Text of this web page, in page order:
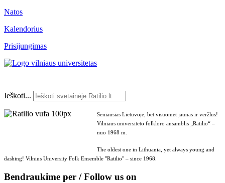
Natos
Kalendorius
Prisijungimas
Ieškoti...
Seniausias Lietuvoje, bet visuomet jaunas ir veržlus!
Vilniaus universiteto folkloro ansamblis „Ratilio“ –
nuo 1968 m.
The oldest one in Lithuania, yet always young and
dashing! Vilnius University Folk Ensemble "Ratilio" – since 1968.
Bendraukime per / Follow us on